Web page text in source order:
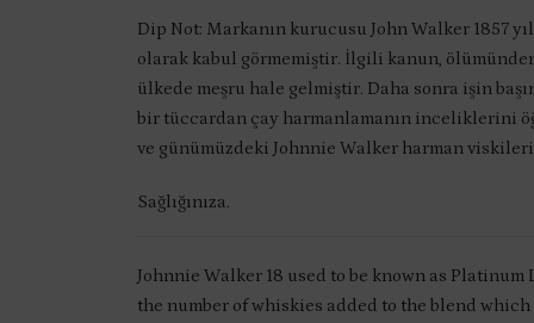
Dip Not: Markanın kurucusu John Walker 1857
olarak kabul görmemiştir. İlgili kanun,
ülkede meşru hale gelmiştir. Daha sonra işin
bir tüccardan çay harmanlamanın inceliklerini
ve günümüzdeki Johnnie Walker harman
Sağlığınıza.
Johnnie Walker 18 used to be known as
the number of whiskies added to the blend